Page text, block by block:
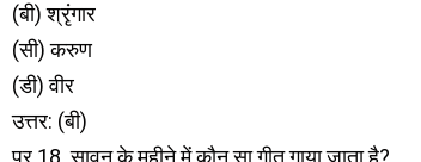
(बी) श्रृंगार
(सी) करुण
(डी) वीर
उत्तर: (बी)
प्र.18. सावन के महीने में कौन सा गीत गाया जाता है?